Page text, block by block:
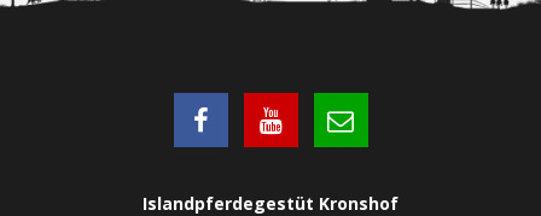
Islandpferdegestüt Kronshof